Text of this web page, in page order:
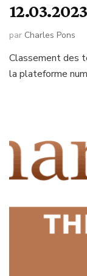
12.03.2023
par Charles Pons
Classement des
la plateforme